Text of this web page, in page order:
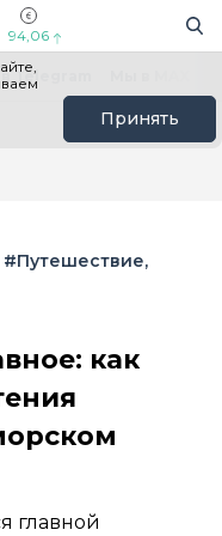
94,06
Принять
Telegram
#Путешествие
как
главной